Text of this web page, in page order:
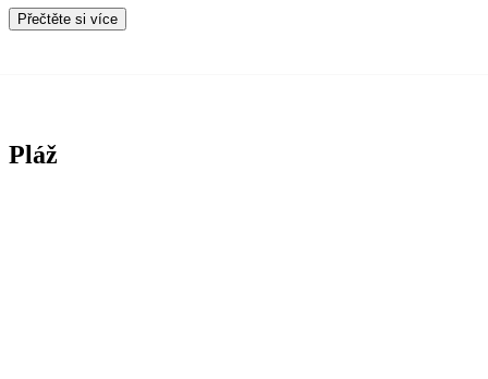
Přečtěte si více
Pláž